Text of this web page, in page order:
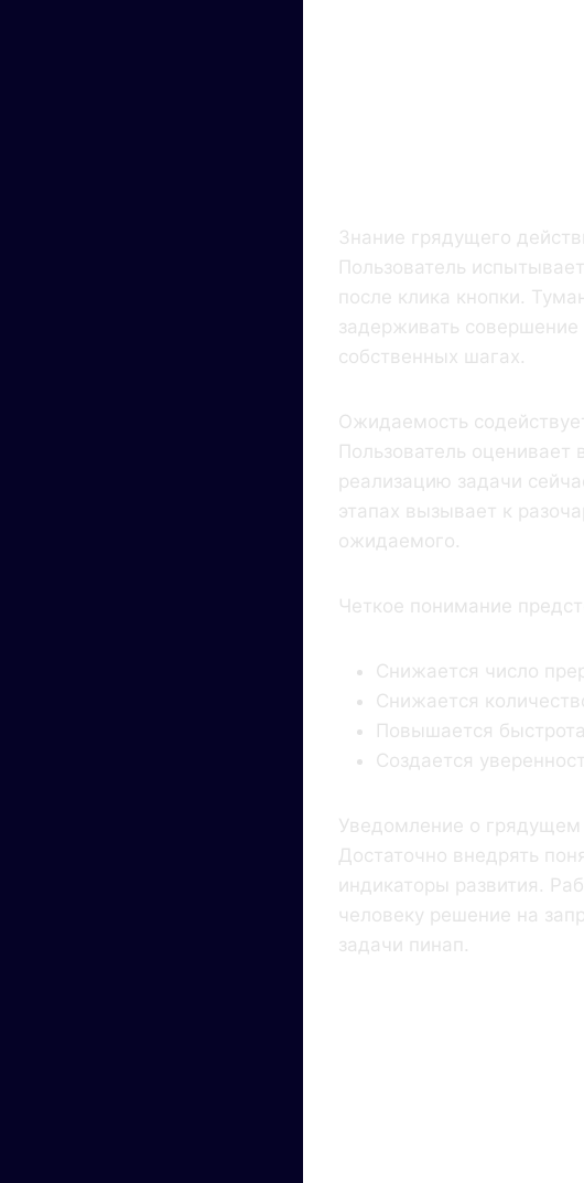
Знание грядущего
Пользователь
после клика кнопки.
задерживать совершение
собственных шагах.
Ожидаемость
Пользователь оценивает
реализацию задачи
этапах вызывает к
ожидаемого.
Четкое понимание
Снижается число
Снижается
Повышается
Создается
Уведомление о грядущем
Достаточно внедрять
индикаторы развития.
человеку решение на
задачи пинап.